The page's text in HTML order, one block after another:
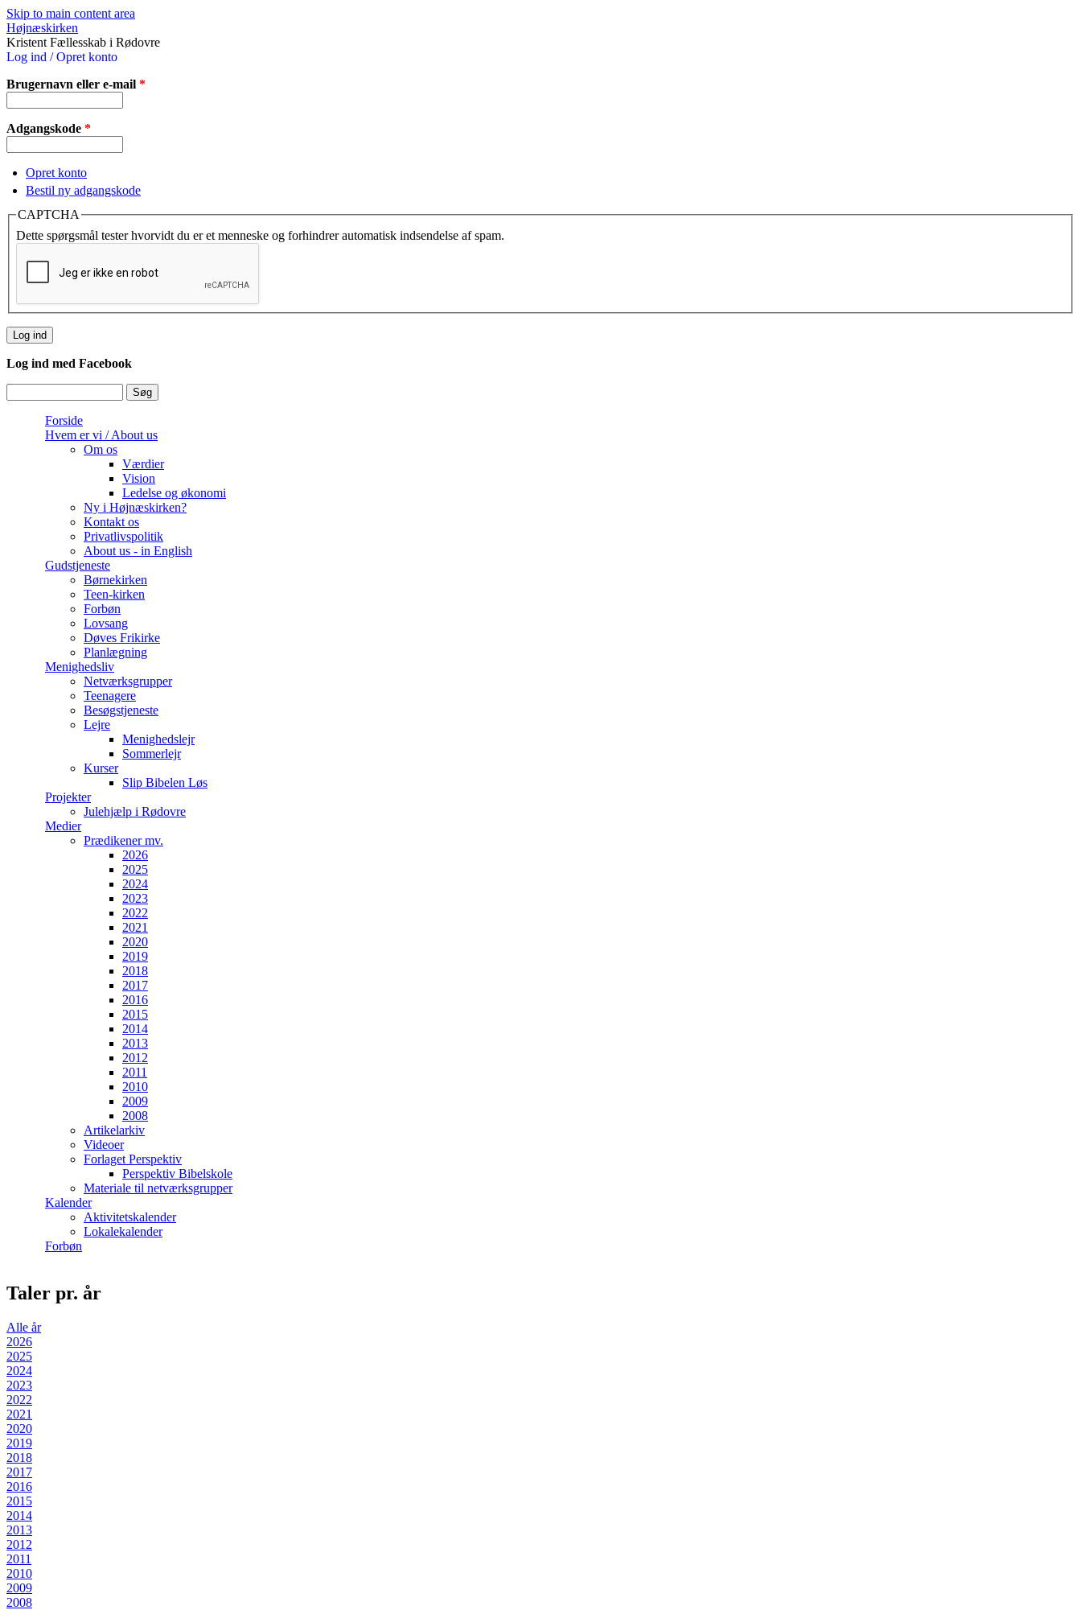
Skip to main content area
Højnæskirken
Kristent Fællesskab i Rødovre
Log ind / Opret konto
Brugernavn eller e-mail *
Adgangskode *
Opret konto
Bestil ny adgangskode
CAPTCHA
Dette spørgsmål tester hvorvidt du er et menneske og forhindrer automatisk indsendelse af spam.
Log ind med Facebook
Forside
Hvem er vi / About us
Om os
Værdier
Vision
Ledelse og økonomi
Ny i Højnæskirken?
Kontakt os
Privatlivspolitik
About us - in English
Gudstjeneste
Børnekirken
Teen-kirken
Forbøn
Lovsang
Døves Frikirke
Planlægning
Menighedsliv
Netværksgrupper
Teenagere
Besøgstjeneste
Lejre
Menighedslejr
Sommerlejr
Kurser
Slip Bibelen Løs
Projekter
Julehjælp i Rødovre
Medier
Prædikener mv.
2026
2025
2024
2023
2022
2021
2020
2019
2018
2017
2016
2015
2014
2013
2012
2011
2010
2009
2008
Artikelarkiv
Videoer
Forlaget Perspektiv
Perspektiv Bibelskole
Materiale til netværksgrupper
Kalender
Aktivitetskalender
Lokalekalender
Forbøn
Taler pr. år
Alle år
2026
2025
2024
2023
2022
2021
2020
2019
2018
2017
2016
2015
2014
2013
2012
2011
2010
2009
2008